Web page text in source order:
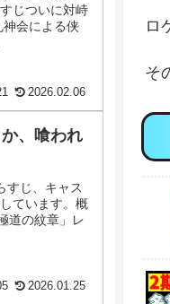
じついに対峙
会による侠
2026.02.06
、喰われ
すじ、キャス
ています。概
道の紋章」レ
2026.01.25
ロ
そ